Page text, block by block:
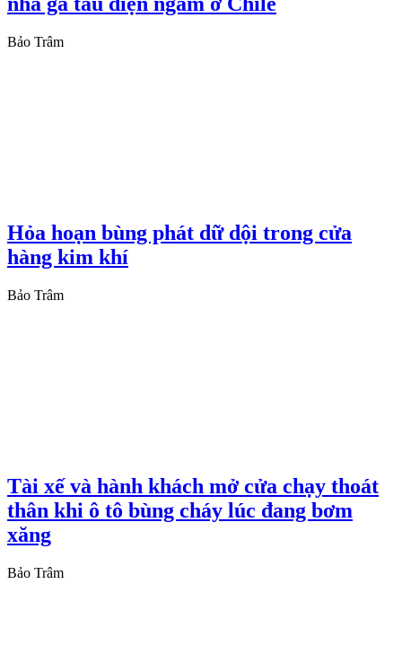
Bảo Trâm
Hỏa hoạn bùng phát dữ dội trong cửa
hàng kim khí
Bảo Trâm
Tài xế và hành khách mở cửa chạy thoát
thân khi ô tô bùng cháy lúc đang bơm
xăng
Bảo Trâm